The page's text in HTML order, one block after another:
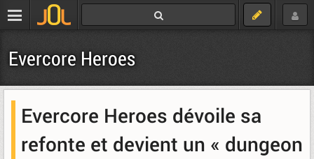
Evercore Heroes
Evercore Heroes dévoile sa
refonte et devient un « dungeon